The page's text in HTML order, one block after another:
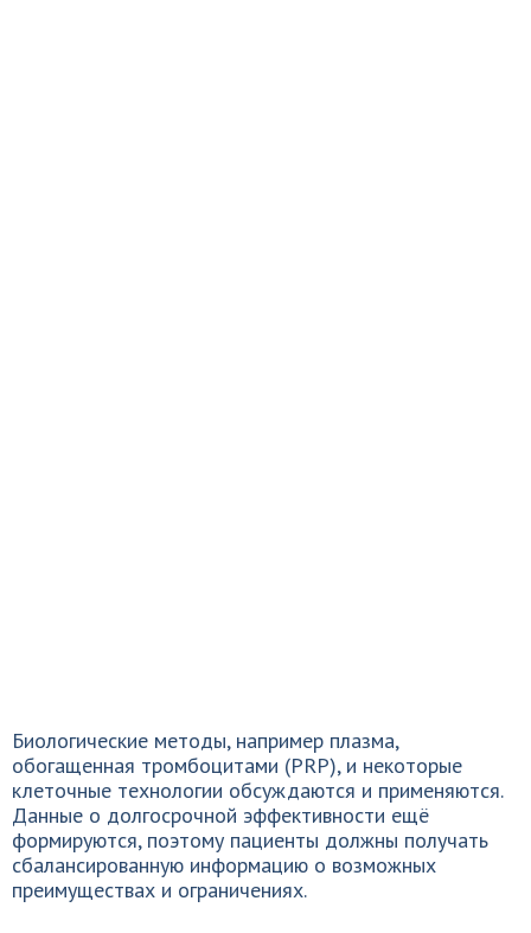
Биологические методы, например плазма,
обогащенная тромбоцитами (PRP), и некоторые
клеточные технологии обсуждаются и применяются.
Данные о долгосрочной эффективности ещё
формируются, поэтому пациенты должны получать
сбалансированную информацию о возможных
преимуществах и ограничениях.